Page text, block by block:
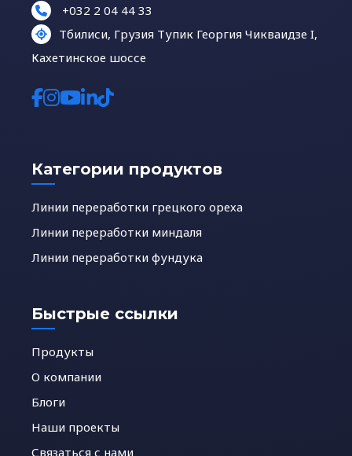
+032 2 04 44 33
Тбилиси, Грузия Тупик Георгия Чикваидзе I,
Кахетинское шоссе
Категории продуктов
Линии переработки грецкого ореха
Линии переработки миндаля
Линии переработки фундука
Быстрые ссылки
Продукты
О компании
Блоги
Наши проекты
Связаться с нами